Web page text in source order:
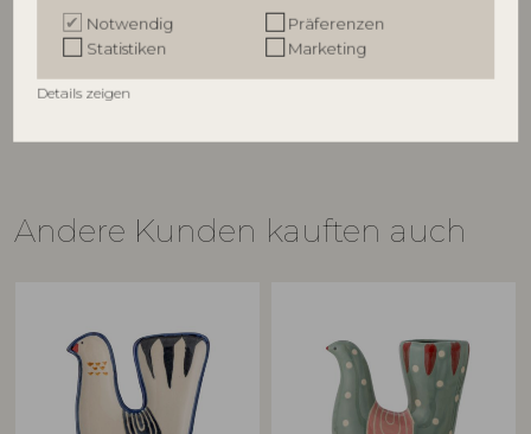
Notwendig
Präferenzen
Statistiken
Marketing
Details zeigen
82062734
L9xH12,5xW6 cm
21,90
L13xH2,5xW7,5/D8xH12 cm, Set of 2
UVP
Andere Kunden kauften auch